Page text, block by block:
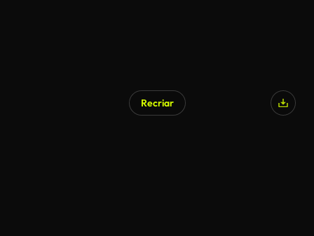
Recriar